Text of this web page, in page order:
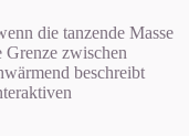
die tanzende Masse
zwischen
beschreibt